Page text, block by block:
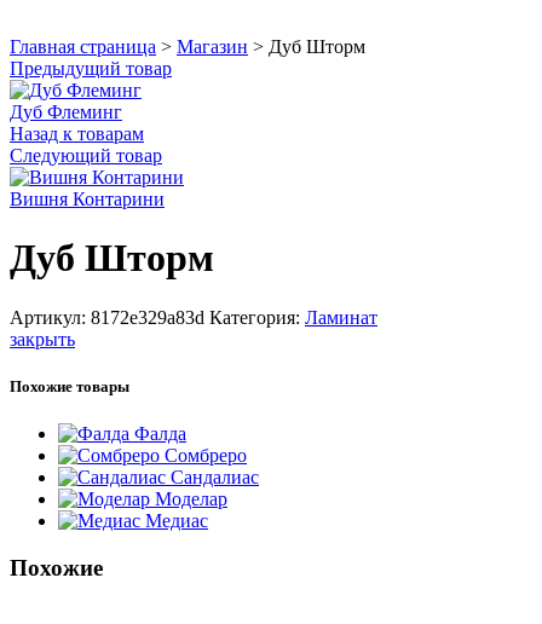
Главная страница > Магазин > Дуб Шторм
Предыдущий товар
Дуб Флеминг
Назад к товарам
Следующий товар
Вишня Контарини
Дуб Шторм
Артикул: 8172e329a83d Категория: Ламинат
закрыть
Похожие товары
Фалда
Сомбреро
Сандалиас
Моделар
Медиас
Похожие